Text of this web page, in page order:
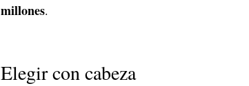
millones.
Elegir con cabeza